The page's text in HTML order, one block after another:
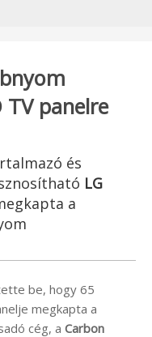
panelre
és
LG
a
be, hogy 65
megkapta a
cég, a Carbon